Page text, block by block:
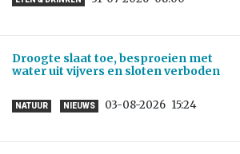
Droogte slaat toe, besproeien met
water uit vijvers en sloten verboden
NATUUR NIEUWS 03-08-2026 15:24